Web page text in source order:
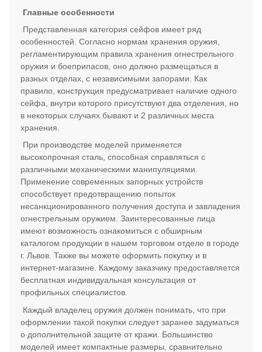
Главные особенности
Представленная категория сейфов имеет ряд
особенностей. Согласно нормам хранения оружия,
регламентирующим правила хранения огнестрельного
оружия и боеприпасов, оно должно размещаться в
разных отделах, с независимыми запорами. Как
правило, конструкция предусматривает наличие одного
сейфа, внутри которого присутствуют два отделения, но
в некоторых случаях бывают и 2 различных места
хранения.
При производстве моделей применяется
высокопрочная сталь, способная справляться с
различными механическими манипуляциями.
Применение современных запорных устройств
способствует предотвращению попыток
несанкционированного получения доступа и завладения
огнестрельным оружием. Заинтересованные лица
имеют возможность ознакомиться с обширным
каталогом продукции в нашем торговом отделе в городе
г. Львов. Также вы можете оформить покупку и в
интернет-магазине. Каждому заказчику предоставляется
бесплатная индивидуальная консультация от
профильных специалистов.
Каждый владелец оружия должен понимать, что при
оформлении такой покупки следует заранее задуматься
о дополнительной защите от кражи. Большинство
моделей имеет компактные размеры, сравнительно